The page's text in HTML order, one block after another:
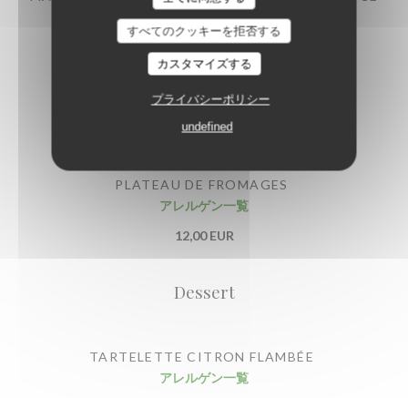
すべてのクッキーを拒否する
カスタマイズする
プライバシーポリシー
undefined
BÉARNAISE MAISON
アレルゲン一覧
98,00 EUR
Fromage
PLATEAU DE FROMAGES
アレルゲン一覧
12,00 EUR
Dessert
TARTELETTE CITRON FLAMBÉE
アレルゲン一覧